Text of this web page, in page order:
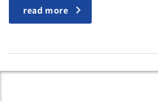
read more